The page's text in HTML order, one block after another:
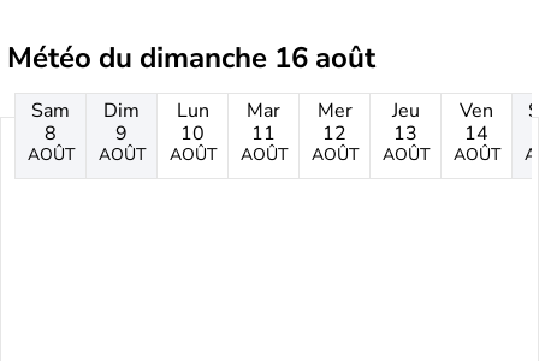
Météo du dimanche 16 août
Sam
8
AOÛT
Dim
9
AOÛT
Lun
10
AOÛT
Mar
11
AOÛT
Mer
12
AOÛT
Jeu
13
AOÛT
Ven
14
AOÛT